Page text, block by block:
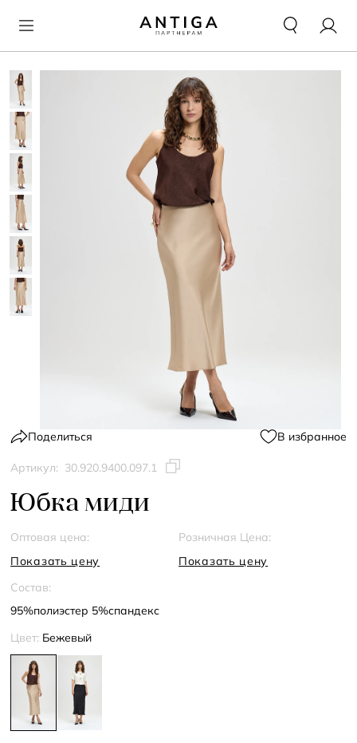
Поделиться В избранное
Артикул: 30.920.9400.097.1
Юбка миди
Оптовая цена:
Показать цену
Розничная Цена:
Показать цену
Состав:
95%полиэстер 5%спандекс
Цвет: Бежевый